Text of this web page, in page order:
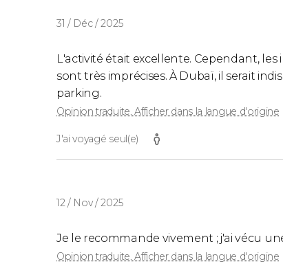
31 / Déc / 2025
L'activité était excellente. Cependant,
sont très imprécises. À Dubaï, il serait
parking.
Opinion traduite. Afficher dans la langue d'origine
J'ai voyagé seul(e)
12 / Nov / 2025
Je le recommande vivement ; j'ai vécu
Opinion traduite. Afficher dans la langue d'origine